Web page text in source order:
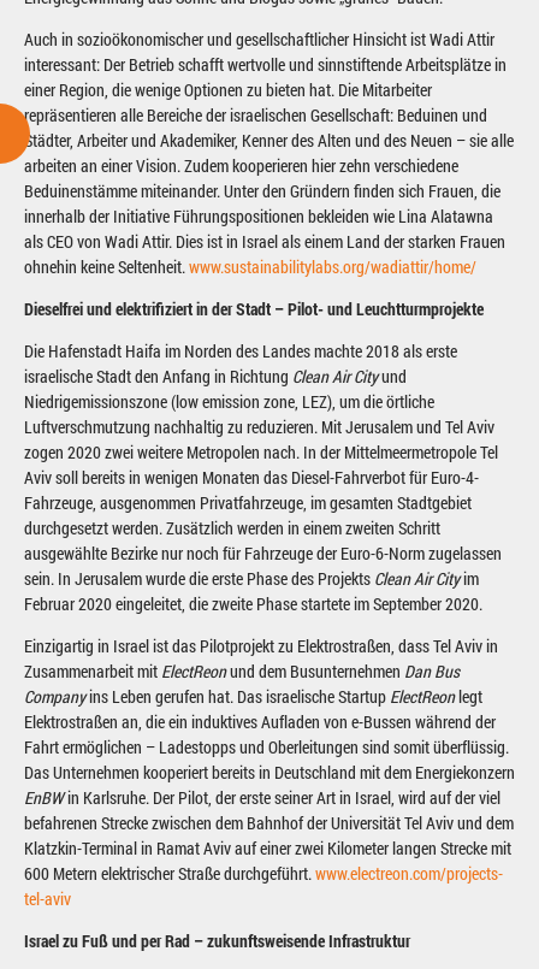
Auch in sozioökonomischer und gesellschaftlicher Hinsicht ist Wadi Attir
interessant: Der Betrieb schafft wertvolle und sinnstiftende Arbeitsplätze in
einer Region, die wenige Optionen zu bieten hat. Die Mitarbeiter
repräsentieren alle Bereiche der israelischen Gesellschaft: Beduinen und
Städter, Arbeiter und Akademiker, Kenner des Alten und des Neuen – sie alle
arbeiten an einer Vision. Zudem kooperieren hier zehn verschiedene
Beduinenstämme miteinander. Unter den Gründern finden sich Frauen, die
innerhalb der Initiative Führungspositionen bekleiden wie Lina Alatawna
als CEO von Wadi Attir. Dies ist in Israel als einem Land der starken Frauen
ohnehin keine Seltenheit.www.sustainabilitylabs.org/wadiattir/home/
Dieselfrei und elektrifiziert in der Stadt – Pilot- und Leuchtturmprojekte
Die Hafenstadt Haifa im Norden des Landes machte 2018 als erste
israelische Stadt den Anfang in Richtung Clean Air Cityund
Niedrigemissionszone (low emission zone, LEZ), um die örtliche
Luftverschmutzung nachhaltig zu reduzieren. Mit Jerusalem und Tel Aviv
zogen 2020 zwei weitere Metropolen nach. In der Mittelmeermetropole Tel
Aviv soll bereits in wenigen Monaten das Diesel-Fahrverbot für Euro-4-
Fahrzeuge, ausgenommen Privatfahrzeuge, im gesamten Stadtgebiet
durchgesetzt werden. Zusätzlich werden in einem zweiten Schritt
ausgewählte Bezirke nur noch für Fahrzeuge der Euro-6-Norm zugelassen
sein. In Jerusalem wurde die erste Phase des Projekts Clean Air Cityim
Februar 2020 eingeleitet, die zweite Phase startete im September 2020.
Einzigartig in Israel ist das Pilotprojekt zu Elektrostraßen, dass Tel Aviv in
Zusammenarbeit mit ElectReonund dem Busunternehmen Dan Bus
Companyins Leben gerufen hat. Das israelische Startup ElectReonlegt
Elektrostraßen an, die ein induktives Aufladen von e-Bussen während der
Fahrt ermöglichen – Ladestopps und Oberleitungen sind somit überflüssig.
Das Unternehmen kooperiert bereits in Deutschland mit dem Energiekonzern
EnBWin Karlsruhe. Der Pilot, der erste seiner Art in Israel, wird auf der viel
befahrenen Strecke zwischen dem Bahnhof der Universität Tel Aviv und dem
Klatzkin-Terminal in Ramat Aviv auf einer zwei Kilometer langen Strecke mit
600 Metern elektrischer Straße durchgeführt.www.electreon.com/projects-
tel-aviv
Israel zu Fuß und per Rad – zukunftsweisende Infrastruktur